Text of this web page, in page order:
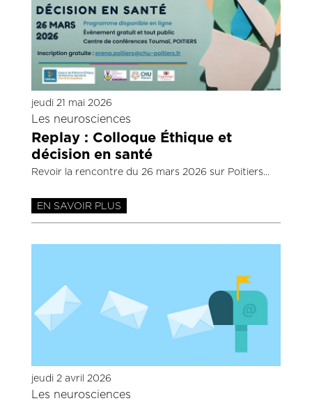
jeudi 21 mai 2026
Les neurosciences
Replay : Colloque Éthique et
décision en santé
Revoir la rencontre du 26 mars 2026 sur Poitiers
EN SAVOIR PLUS
jeudi 2 avril 2026
Les neurosciences